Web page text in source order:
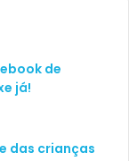
de
já!
das crianças